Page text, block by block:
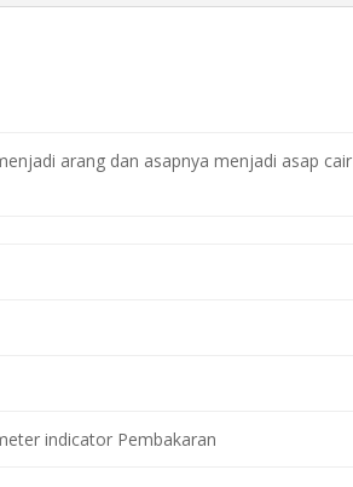
arang dan asapnya menjadi asap cair
indicator Pembakaran